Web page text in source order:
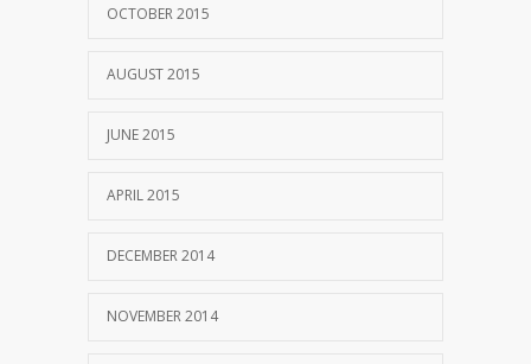
OCTOBER 2015
AUGUST 2015
JUNE 2015
APRIL 2015
DECEMBER 2014
NOVEMBER 2014